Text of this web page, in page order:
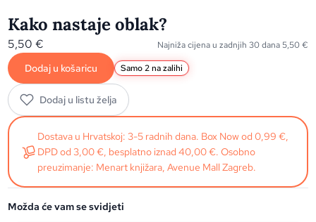
Kako nastaje oblak?
5,50€ Najniža cijena u zadnjih 30 dana 5,50€
Dodaj u košaricu Samo 2 na zalihi
Dodaj u listu želja
Dostava u Hrvatskoj: 3-5 radnih dana. Box Now od 0,99 €,
DPD od 3,00 €, besplatno iznad 40,00 €. Osobno
preuzimanje: Menart knjižara, Avenue Mall Zagreb.
Možda će vam se svidjeti